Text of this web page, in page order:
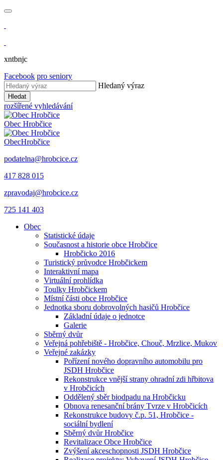
xntbnjc
Facebook pro seniory
Hledaný výraz
Hledat
rozšířené vyhledávání
Obec Hrobčice
ObecHrobčice
podatelna@hrobcice.cz
417 828 015
zpravodaj@hrobcice.cz
725 141 403
Obec
Statistické údaje
Současnost a historie obce Hrobčice
Hrobčicko 2016
Turistický průvodce Hrobčickem
Interaktivní mapa
Virtuální prohlídka
Toulky Hrobčickem
Místní části obce Hrobčice
Jednotka sboru dobrovolných hasičů Hrobčice
Základní údaje o jednotce
Galerie
Sběrný dvůr
Veřejná pohřebiště - Hrobčice, Chouč, Mrzlice, Mukov
Veřejné zakázky
Pořízení nového dopravního automobilu pro
JSDH Hrobčice
Rekonstrukce vnější strany ohradní zdi hřbitova
v Hrobčicích
Oddělený sběr biodpadu na Hrobčicku
Obnova renesanční brány Tvrze v Hrobčicích
Rekonstrukce budovy č.p. 51, Hrobčice -
sociální bydlení
Sběrný dvůr Hrobčice
Revitalizace Obce Hrobčice
Zvýšení akceschopnosti JSDH Hrobčice